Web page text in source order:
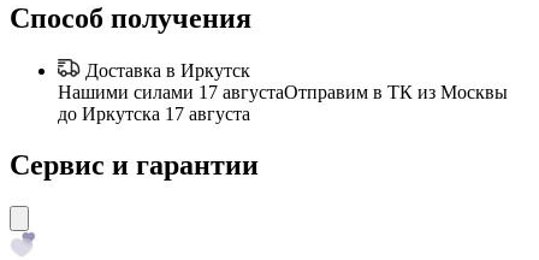
Способ получения
Доставка в Иркутск
Нашими силами 17 августаОтправим в ТК из Москвы
до Иркутска 17 августа
Сервис и гарантии